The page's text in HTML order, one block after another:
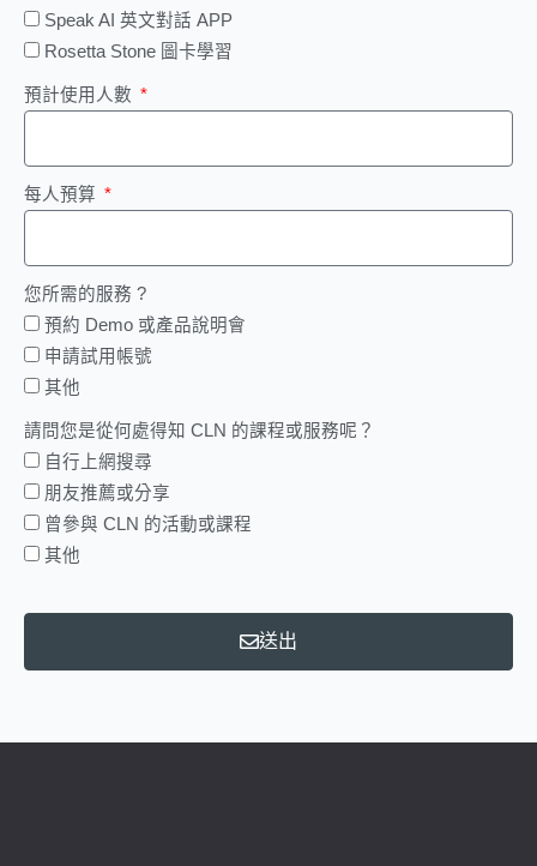
Speak AI 英文對話 APP
Rosetta Stone 圖卡學習
預計使用人數
每人預算
您所需的服務 ?
預約 Demo 或產品說明會
申請試用帳號
其他
請問您是從何處得知 CLN 的課程或服務呢？
自行上網搜尋
朋友推薦或分享
曾參與 CLN 的活動或課程
其他
送出